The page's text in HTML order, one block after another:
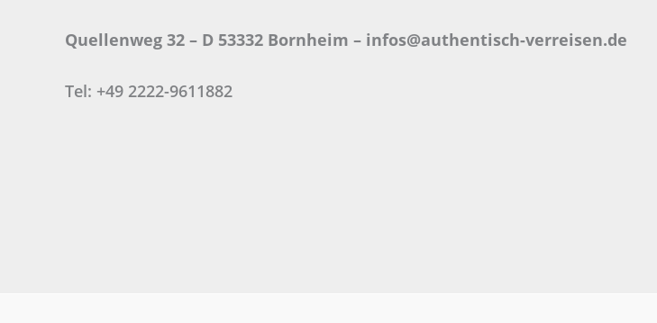
Quellenweg 32 – D 53332 Bornheim – infos@authentisch-verreisen.de
Tel: +49 2222-9611882